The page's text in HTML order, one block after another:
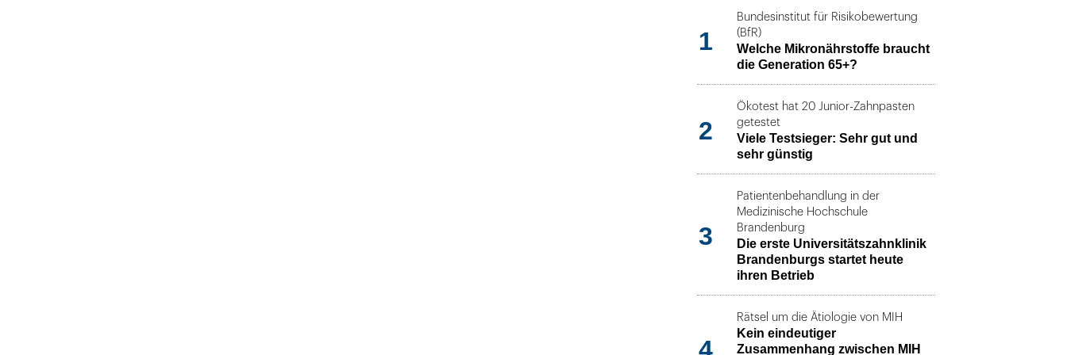
1
Bundesinstitut für Risikobewertung
(BfR)
Welche Mikronährstoffe braucht
die Generation 65+?
2
Ökotest hat 20 Junior-Zahnpasten
getestet
Viele Testsieger: Sehr gut und
sehr günstig
3
Patientenbehandlung in der
Medizinische Hochschule
Brandenburg
Die erste Universitätszahnklinik
Brandenburgs startet heute
ihren Betrieb
4
Rätsel um die Ätiologie von MIH
Kein eindeutiger
Zusammenhang zwischen MIH